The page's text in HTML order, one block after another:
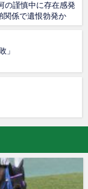
の謹慎中に存在感発
係で遺恨勃発か
」